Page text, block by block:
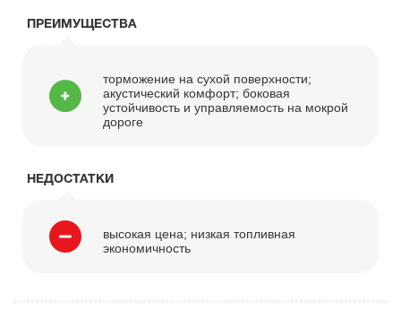
ПРЕИМУЩЕСТВА
торможение на сухой поверхности;
акустический комфорт; боковая
устойчивость и управляемость на мокрой
дороге
НЕДОСТАТКИ
высокая цена; низкая топливная
экономичность